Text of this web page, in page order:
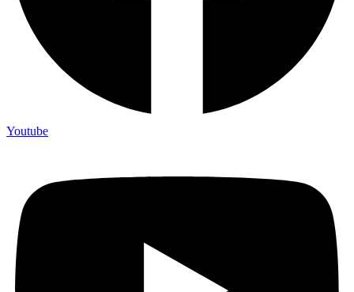
Youtube